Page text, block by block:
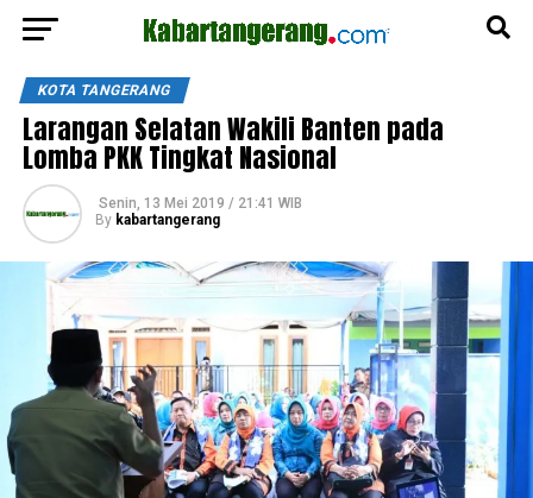
KOTA TANGERANG
Larangan Selatan Wakili Banten pada
Lomba PKK Tingkat Nasional
Senin, 13 Mei 2019 / 21:41 WIB
By kabartangerang